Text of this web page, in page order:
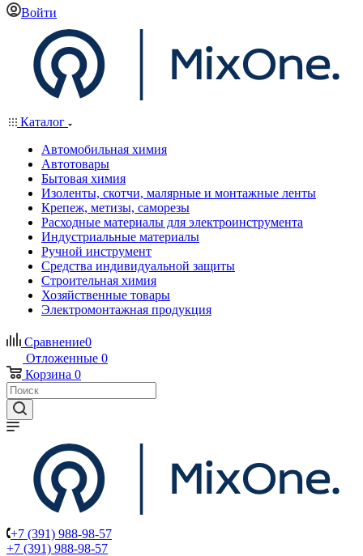
Войти
Каталог
Автомобильная химия
Автотовары
Бытовая химия
Изоленты, скотчи, малярные и монтажные ленты
Крепеж, метизы, саморезы
Расходные материалы для электроинструмента
Индустриальные материалы
Ручной инструмент
Средства индивидуальной защиты
Строительная химия
Хозяйственные товары
Электромонтажная продукция
Сравнение0
Отложенные 0
Корзина 0
+7 (391) 988-98-57
+7 (391) 988-98-57